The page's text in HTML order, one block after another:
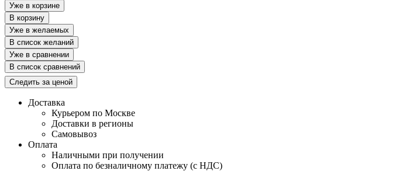
Уже в корзине
В корзину
Уже в желаемых
В список желаний
Уже в сравнении
В список сравнений
Следить за ценой
Доставка
Курьером по Москве
Доставки в регионы
Самовывоз
Оплата
Наличными при получении
Оплата по безналичному платежу (с НДС)